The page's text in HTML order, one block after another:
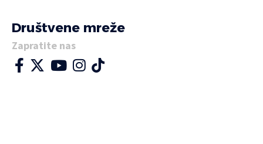
Društvene mreže
Zapratite nas